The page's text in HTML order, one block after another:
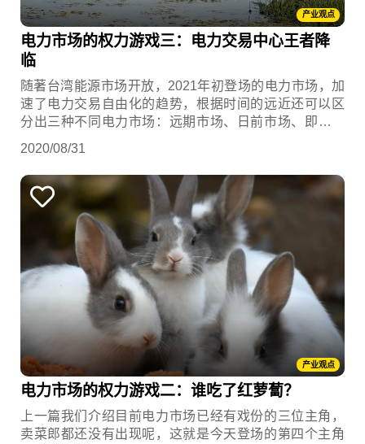
产业观点
电力市场的权力游戏三：电力交易中心王者降
临
随著台湾能源市场开放，2021年初登场的电力市场，加
速了电力交易自由化的趋势，根据时间的远近还可以区
分出三种不同电力市场：远期市场、日前市场、即时市
意的电力商品。
2020/08/31
产业观点
电力市场的权力游戏二：谁吃了红萝蔔？
上一篇我们介绍目前电力市场已经有戏份的三位主角，
卖菜郎都还没有出现呢，这就是今天登场的第四个主角